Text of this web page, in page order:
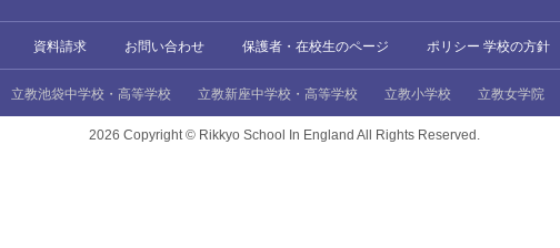
資料請求 お問い合わせ 保護者・在校生のページ ポリシー 学校の方針
立教池袋中学校・高等学校 立教新座中学校・高等学校 立教小学校 立教女学院
2026 Copyright © Rikkyo School In England All Rights Reserved.